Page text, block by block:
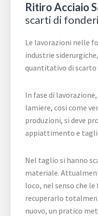
Ritiro Acciaio
scarti di
Le lavorazioni nelle
industrie
quantitativo di scarto
In fase di
lamiere, cosi come
produzioni, si deve
appiattimento e
Nel taglio si hanno
materiale.
loco, nel senso che
recuperarlo
nuovo, un pratico